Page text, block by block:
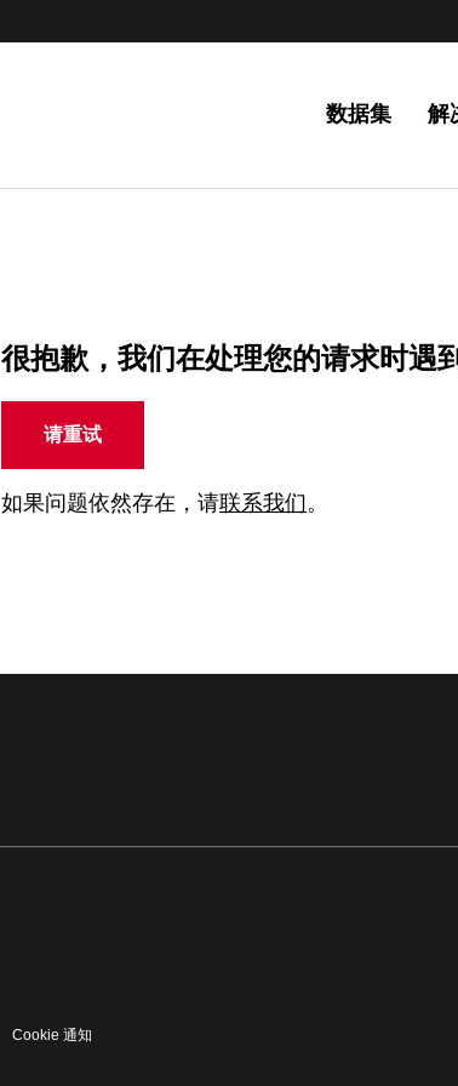
数据集 解
很抱歉，我们在处理您的请求时遇
请重试
如果问题依然存在，请联系我们 。
Cookie 通知